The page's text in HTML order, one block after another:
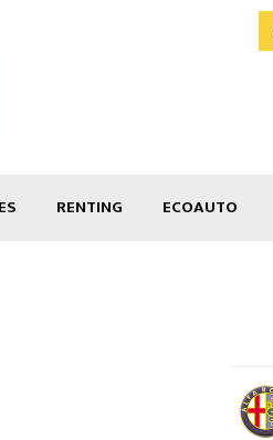
RENTING ECOAUTO